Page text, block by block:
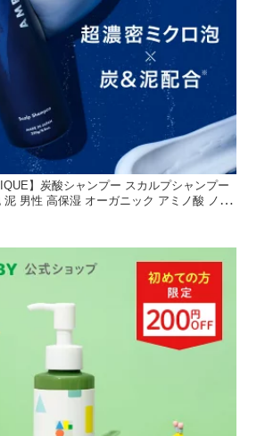
】炭酸シャンプー スカルプシャンプー
泥 男性 高保湿 オーガニック アミノ酸 ノン
頭皮 スパークリングシャンプー 白髪 高濃